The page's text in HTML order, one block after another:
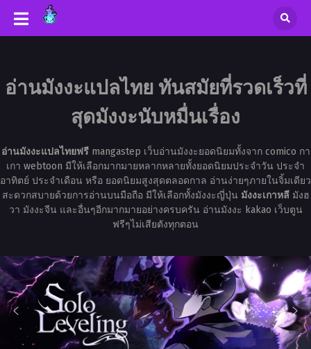
อ่านมังงะแปลไทย ทันสมัยที่รวดเร็วที่
สุดมังงะนับหมื่นเรื่อง
อ่านมังงะแปลไทยฟรีmangastep เว็บอ่านมังงะยอดนิยมทั้งจาก comico กา
เกา webtoon มีให้เลือกมากมายหลากหลายทั้งยอดนิยมประจำวัน ประจำ
อาทิตย์ ประจำเดือน หรือ ยอดนิยมสูงสุดตลอดกาล อ่านง่ายๆภายในจิ้มเดียว
สะดวกสบายด้วยการอ่านบนมือถือ มีให้เลือกทั้งมังงะญี่ปุ่น มังงะเกาหลีมังฮ
วา มังงะจีน และอื่นๆอีกมากมายอย่างครบครัน อ่านมังงะ kakao เว็บตูน
ฟรีๆไม่เสียตังทุกตอน